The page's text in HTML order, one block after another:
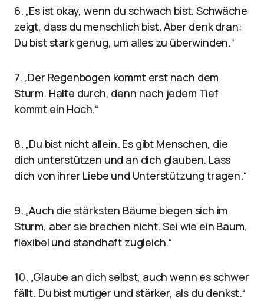
6. „Es ist okay, wenn du schwach bist. Schwäche
zeigt, dass du menschlich bist. Aber denk dran:
Du bist stark genug, um alles zu überwinden.“
7. „Der Regenbogen kommt erst nach dem
Sturm. Halte durch, denn nach jedem Tief
kommt ein Hoch.“
8. „Du bist nicht allein. Es gibt Menschen, die
dich unterstützen und an dich glauben. Lass
dich von ihrer Liebe und Unterstützung tragen.“
9. „Auch die stärksten Bäume biegen sich im
Sturm, aber sie brechen nicht. Sei wie ein Baum,
flexibel und standhaft zugleich.“
10. „Glaube an dich selbst, auch wenn es schwer
fällt. Du bist mutiger und stärker, als du denkst.“